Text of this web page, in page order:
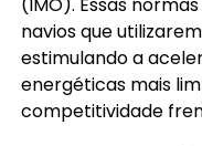
(IMO). Essas
navios que
estimulando a
energéticas mais
competitividade